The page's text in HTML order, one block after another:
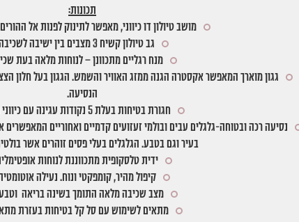
תכונות:
מושב טיולון דו כיווני, מאפשר לתינוק לפנות אל
גב טיולון קשיח 3 מצבים בין ישיבה לשכיבה.
מנח רגליים מתכוונן – לנוחות מלאה בעת
גגון מוארך המאפשר אקסטרה הגנה ממזג האוויר והשמש. הגגון בעל חלון
הנסיעה.
חגורת בטיחות בעלת 5 נקודות עגינה עם כיווני גובה.
נסיעה רכה ובטוחה-גלגלים עבים ובולמי זעזועים קדמיים ואחוריים
בעיר וגם בטבע. הגלגלים בעלי פסים זוהרים אשר
ידית טלסקופית מתכווננת לנוחות
קיפול מהיר, קומפקטי ונוח. נעילה
מצב שכיבה מלאה התומך בשינה בריאה
מתאים לשימוש עם סל קל בטיחות בעזרת